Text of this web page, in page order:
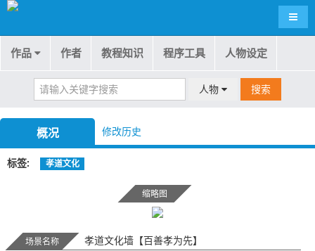
导航
作品 作者 教程知识 程序工具 人物设定
人物 搜索
概况 修改历史
标签 孝道文化
缩略图
场景名称 孝道文化墙【百善孝为先】